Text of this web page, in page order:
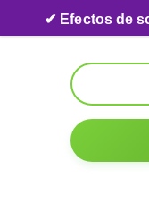
Skip to content
✔ Efectos de